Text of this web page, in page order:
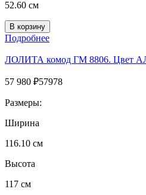
52.60 см
Подробнее
ЛОЛИТА комод ГМ 8806.
57 980 ₽57978
Размеры:
Ширина
116.10 см
Высота
117 см